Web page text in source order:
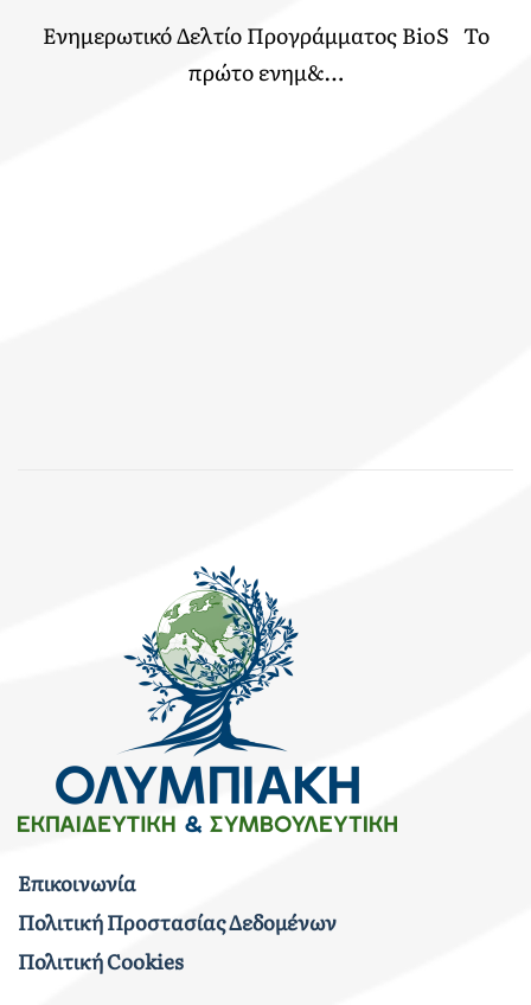
Ενημερωτικό Δελτίο Προγράμματος BioS Το
πρώτο ενημ&…
Επικοινωνία
Πολιτική Προστασίας Δεδομένων
Πολιτική Cookies